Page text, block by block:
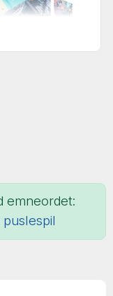
ungdomsbolig i
til at hænge på
gik fra rent
emneordet: